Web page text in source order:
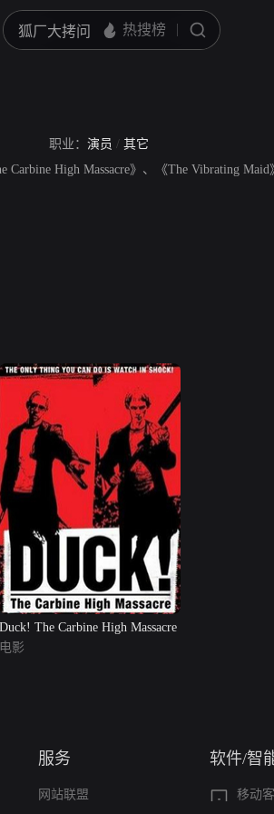
职业： 演员 / 其它
High Massacre》、《The Vibrating Maid
Duck! The Carbine High Massacre
电影
服务
网站联盟
软件/智
移动